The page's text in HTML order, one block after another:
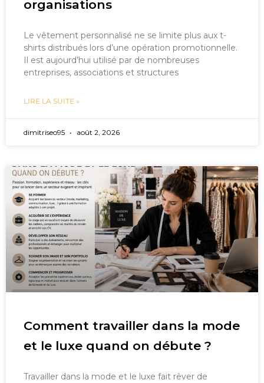
organisations
Le vêtement personnalisé ne se limite plus aux t-
shirts distribués lors d’une opération promotionnelle.
Il est aujourd’hui utilisé par de nombreuses
entreprises, associations et structures
LIRE LA SUITE »
dimitriseo95 août 2, 2026
Comment travailler dans la mode
et le luxe quand on débute ?
Travailler dans la mode et le luxe fait rêver de